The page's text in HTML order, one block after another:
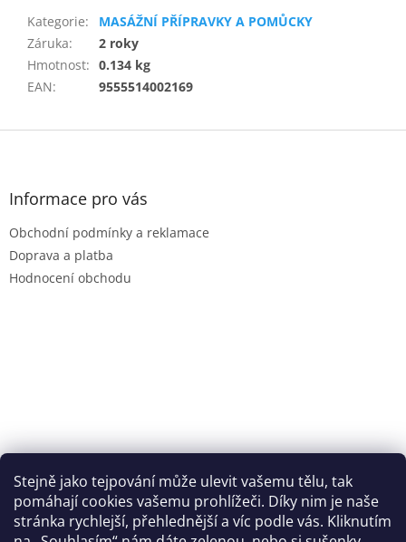
Stejně jako tejpování může ulevit vašemu tělu, tak
pomáhají cookies vašemu prohlížeči. Díky nim je naše
stránka rychlejší, přehlednější a víc podle vás. Kliknutím
Kategorie:
MASÁŽNÍ PŘÍPRAVKY A POMŮCKY
Záruka:
2 roky
Hmotnost: 0.134 kg
EAN: 9555514002169
Z
Informace pro vás
Obchodní podmínky a reklamace
Doprava a platba
Hodnocení obchodu